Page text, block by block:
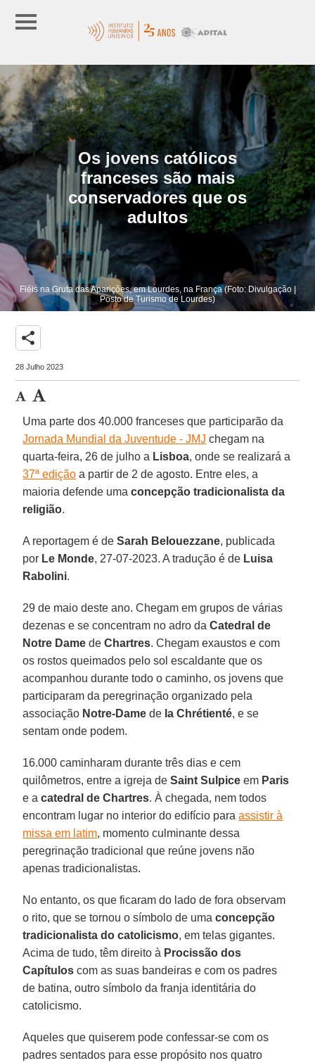
Os jovens católicos
franceses são mais
conservadores que os
adultos
Fiéis na Gruta das Aparições, em Lourdes, na França (Foto: Divulgação |
Posto de Turismo de Lourdes)
share
28 Julho 2023
Uma parte dos 40.000 franceses que participarão da
Jornada Mundial da Juventude - JMJ chegam na
quarta-feira, 26 de julho a Lisboa, onde se realizará a
37ª edição a partir de 2 de agosto. Entre eles, a
maioria defende umaconcepção tradicionalista da
religião.
A reportagem é deSarah Belouezzane, publicada
por Le Monde, 27-07-2023. A tradução é de Luisa
Rabolini.
29 de maio deste ano. Chegam em grupos de várias
dezenas e se concentram no adro daCatedral de
Notre Dame deChartres. Chegam exaustos e com
os rostos queimados pelo sol escaldante que os
acompanhou durante todo o caminho, os jovens que
participaram da peregrinação organizado pela
associação Notre-Dame de la Chrétienté, e se
sentam onde podem.
16.000 caminharam durante três dias e cem
quilômetros, entre a igreja deSaint Sulpice em Paris
e acatedral de Chartres. À chegada, nem todos
encontram lugar no interior do edifício paraassistir à
missa em latim, momento culminante dessa
peregrinação tradicional que reúne jovens não
apenas tradicionalistas.
No entanto, os que ficaram do lado de fora observam
o rito, que se tornou o símbolo de umaconcepção
tradicionalista do catolicismo, em telas gigantes.
Acima de tudo, têm direito à Procissão dos
Capítulos com as suas bandeiras e com os padres
de batina, outro símbolo da franja identitária do
catolicismo.
Aqueles que quiserem pode confessar-se com os
padres sentados para esse propósito nos quatro